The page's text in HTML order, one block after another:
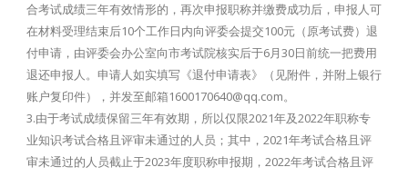
合考试成绩三年有效情形的，再次申报职称并缴费成功后，申报人可
在材料受理结束后10个工作日内向评委会提交100元（原考试费）退
付申请，由评委会办公室向市考试院核实后于6月30日前统一把费用
退还申报人。申请人如实填写《退付申请表》（见附件，并附上银行
账户复印件），并发至邮箱1600170640@qq.com。
3.由于考试成绩保留三年有效期，所以仅限2021年及2022年职称专
业知识考试合格且评审未通过的人员；其中，2021年考试合格且评
审未通过的人员截止于2023年度职称申报期，2022年考试合格且评